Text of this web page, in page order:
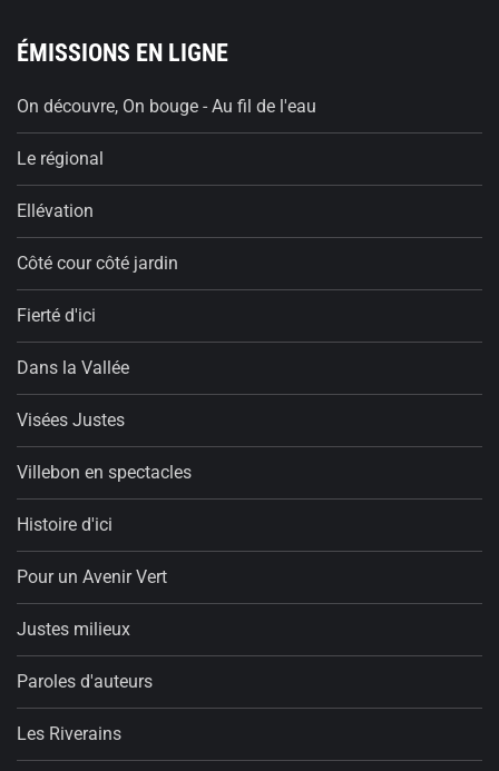
ÉMISSIONS EN LIGNE
On découvre, On bouge - Au fil de l'eau
Le régional
Ellévation
Côté cour côté jardin
Fierté d'ici
Dans la Vallée
Visées Justes
Villebon en spectacles
Histoire d'ici
Pour un Avenir Vert
Justes milieux
Paroles d'auteurs
Les Riverains